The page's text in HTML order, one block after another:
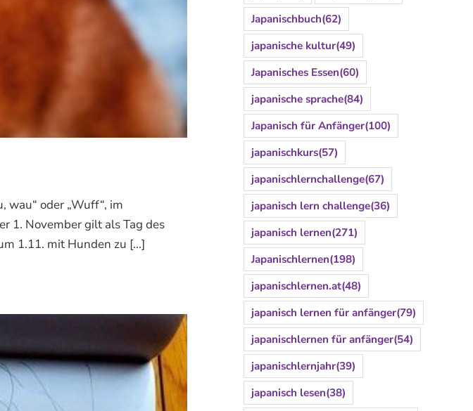
wau“ oder „Wuff“, im
1. November gilt als Tag des
1.11. mit Hunden zu [...]
Japanischbuch(62)
japanische kultur(49)
Japanisches Essen(60)
japanische sprache(84)
Japanisch für Anfänger(100)
japanischkurs(57)
japanischlernchallenge(67)
japanisch lern challenge(36)
japanisch lernen(271)
Japanischlernen(198)
japanischlernen.at(48)
japanisch lernen für anfänger(79)
japanischlernen für anfänger(54)
japanischlernjahr(39)
japanisch lesen(38)